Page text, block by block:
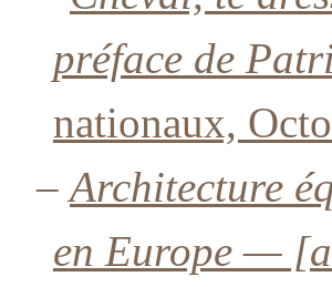
préface de
nationaux,
–Architecture
en Europe —